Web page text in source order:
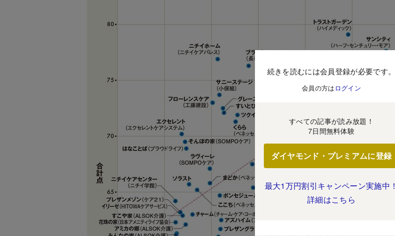
続きを読むには会員登録が必要です。
会員の方は ログイン
すべての記事が読み放題！
7日間無料体験
ダイヤモンド・プレミアムに登録
最大1万円割引キャンペーン実施中！
詳細はこちら